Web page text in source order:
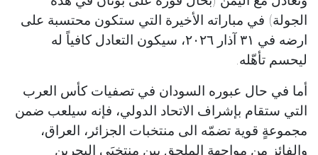
الجولة) في مباراته الأخيرة التي ستكون محتسبة على
ارضه في ٣١ آذار ٢٠٢٦، سيكون التعادل كافياً له
ليحسم تأهّله.
أما في حال عبوره السودان في تصفيات كأس العرب
التي ستقام بإشراف الاتحاد الدولي، فإنه سيلعب ضمن
مجموعةٍ قوية تضمّه الى منتخبات الجزائر، العراق،
والفائز من مواجهة الملحق بين منتخبَي البحرين